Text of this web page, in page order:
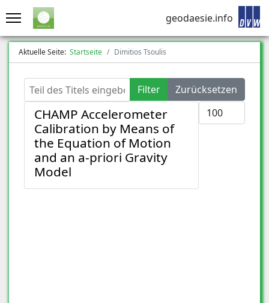
geodaesie.info
Aktuelle Seite: Startseite Dimitios Tsoulis
Teil des Titels eingeben Filter
Zurücksetzen
Anzeige #
CHAMP Accelerometer
Calibration by Means of
the Equation of Motion
and an a-priori Gravity
Model